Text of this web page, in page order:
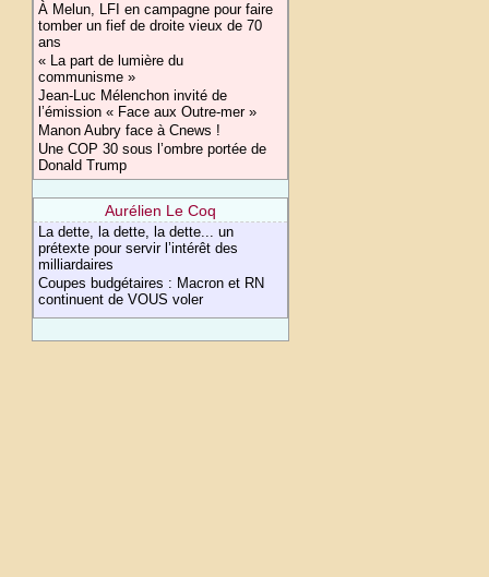
À Melun, LFI en campagne pour faire
tomber un fief de droite vieux de 70
ans
« La part de lumière du
communisme »
Jean-Luc Mélenchon invité de
l’émission « Face aux Outre-mer »
Manon Aubry face à Cnews !
Une COP 30 sous l’ombre portée de
Donald Trump
Aurélien Le Coq
La dette, la dette, la dette... un
prétexte pour servir l’intérêt des
milliardaires
Coupes budgétaires : Macron et RN
continuent de VOUS voler